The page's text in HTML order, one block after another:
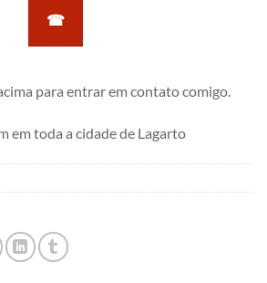
☎
para entrar em contato comigo.
em toda a cidade de Lagarto